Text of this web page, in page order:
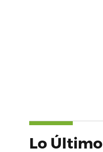
Lo Último